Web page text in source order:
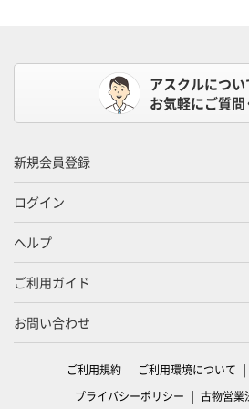
アスクルについ
お気軽にご質問
新規会員登録
ログイン
ヘルプ
ご利用ガイド
お問い合わせ
ご利用規約 ご利用環境について
プライバシーポリシー
古物営業